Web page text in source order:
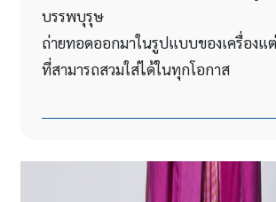
บรรพบุรุษ
ถ่ายทอดออกมาในรูปแบบของเครื่องแ
ที่สามารถสวมใส่ได้ในทุกโอกาส